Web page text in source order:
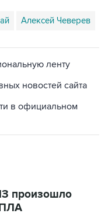
Алексей Чеверев
ленту
новостей сайта
в официальном
произошло